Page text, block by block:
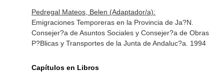
Pedregal Mateos, Belen (Adaptador/a):
Emigraciones Temporeras en la Provincia de Ja?N.
Consejer?a de Asuntos Sociales y Consejer?a de Obras
P?Blicas y Transportes de la Junta de Andaluc?a. 1994
Capítulos en Libros